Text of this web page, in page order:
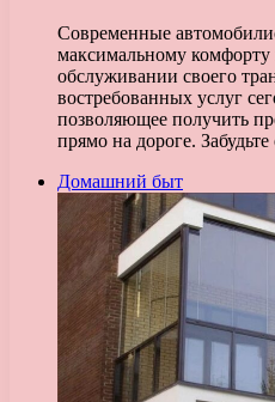
Современные
максимальному
обслуживании своего
востребованных услуг
позволяющее получить
прямо на дороге.
Домашний быт